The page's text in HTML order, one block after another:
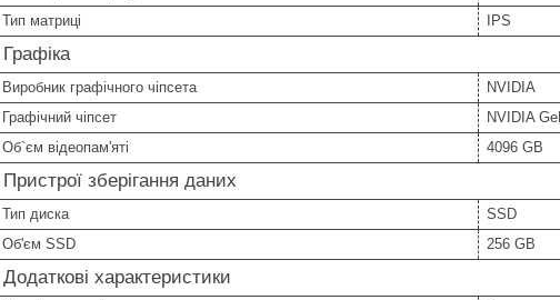
Тип матриці
IPS
Графіка
Виробник графічного чіпсета
NVIDIA
Графічний чіпсет
NVIDIA
Об`єм відеопам'яті
4096 GB
Пристрої зберігання даних
Тип диска
SSD
Об'єм SSD
256 GB
Додаткові характеристики